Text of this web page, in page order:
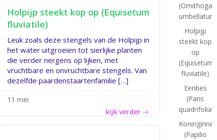
Holpijp steekt kop op (Equisetum
fluviatile)
Leuk zoals deze stengels van de Holpijp in
het water uitgroeien tot sierlijke planten
die verder nergens op lijken, met
vruchtbare en onvruchtbare stengels. Van
dezelfde paardenstaartenfamilie […]
11 mei
kijk verder
Holpijp
steekt kop
op
(Equisetum
fluviatile)
Eenbes
(Paris
quadrifolia)
(Papilio